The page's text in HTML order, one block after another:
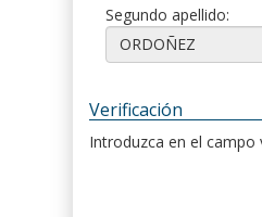
Segundo apellido:
Verificación
Introduzca en el campo